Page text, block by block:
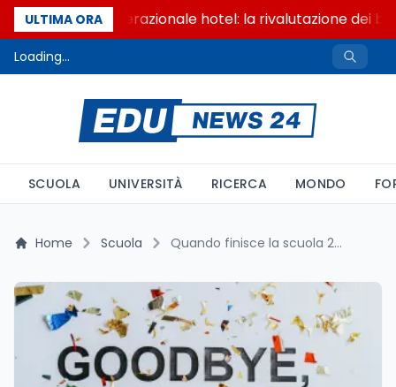
ULTIMA ORA
Passaggio generazionale hotel: la rivalutazione dei
Loading...
SCUOLA UNIVERSITÀ RICERCA MONDO
Home Scuola Quando finisce la scuola 2026 e il conto per la maturita del 18 giugno